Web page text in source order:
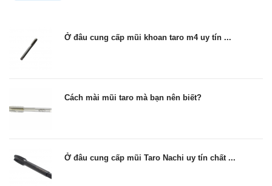
Ở đâu cung cấp mũi khoan taro m4 uy tín ...
Cách mài mũi taro mà bạn nên biết?
Ở đâu cung cấp mũi Taro Nachi uy tín chất ...